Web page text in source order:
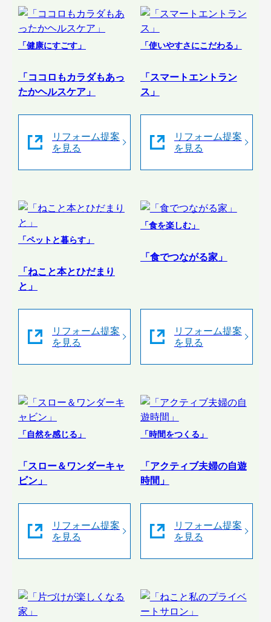
「健康にすごす」
「ココロもカラダもあっ
たかヘルスケア」
リフォーム提案
を見る
「使いやすさにこだわる」
「スマートエントラン
ス」
リフォーム提案
を見る
「ペットと暮らす」
「ねこと本とひだまり
と」
リフォーム提案
を見る
「食を楽しむ」
「食でつながる家」
リフォーム提案
を見る
「自然を感じる」
「スロー＆ワンダーキャ
ビン」
リフォーム提案
を見る
「時間をつくる」
「アクティブ夫婦の自遊
時間」
リフォーム提案
を見る